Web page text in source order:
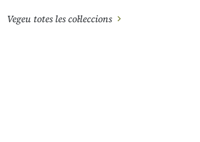
Vegeu totes les col·leccions